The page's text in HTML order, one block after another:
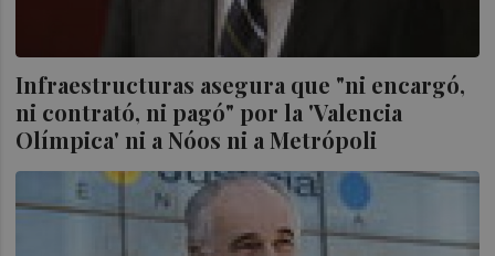
Infraestructuras asegura que "ni encargó,
ni contrató, ni pagó" por la 'Valencia
Olímpica' ni a Nóos ni a Metrópoli